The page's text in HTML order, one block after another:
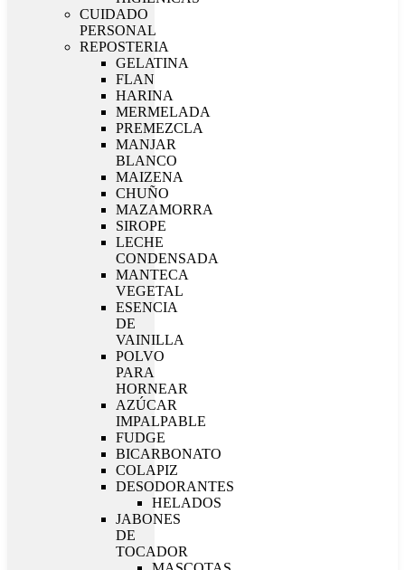
CUIDADO
PERSONAL
REPOSTERIA
GELATINA
FLAN
HARINA
MERMELADA
PREMEZCLA
MANJAR
BLANCO
MAIZENA
CHUÑO
MAZAMORRA
SIROPE
LECHE
CONDENSADA
MANTECA
VEGETAL
ESENCIA
DE
VAINILLA
POLVO
PARA
HORNEAR
AZÚCAR
IMPALPABLE
FUDGE
BICARBONATO
COLAPIZ
DESODORANTES
HELADOS
JABONES
DE
TOCADOR